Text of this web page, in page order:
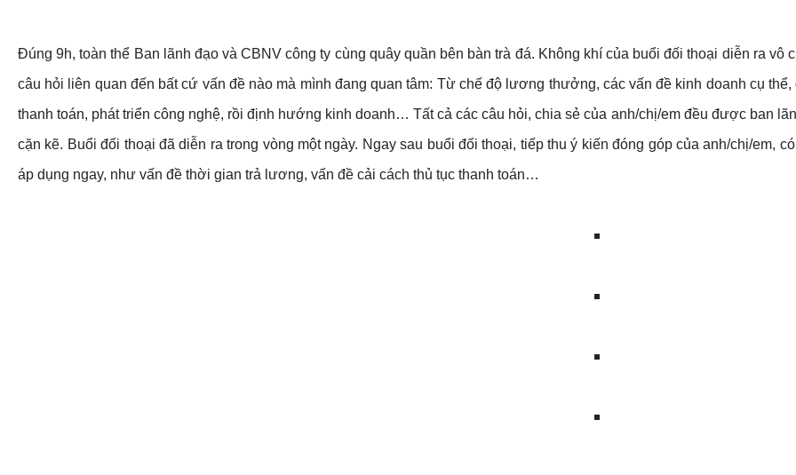
Đúng 9h, toàn thể Ban lãnh đạo và CBNV công ty cùng quây quần bên bàn trà đá. Không khí của buổi đối thoại diễn ra vô
câu hỏi liên quan đến bất cứ vấn đề nào mà mình đang quan tâm: Từ chế độ lương thưởng, các vấn đề kinh doanh cụ
thanh toán, phát triển công nghệ, rồi định hướng kinh doanh… Tất cả các câu hỏi, chia sẻ của anh/chị/em đều được ban
cặn kẽ. Buổi đối thoại đã diễn ra trong vòng một ngày. Ngay sau buổi đối thoại, tiếp thu ý kiến đóng góp của anh/chị/em,
áp dụng ngay, như vấn đề thời gian trả lương, vấn đề cải cách thủ tục thanh toán…